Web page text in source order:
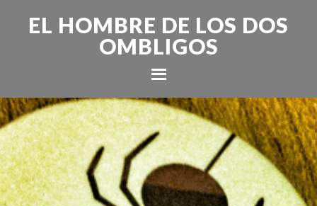
EL HOMBRE DE LOS DOS
OMBLIGOS